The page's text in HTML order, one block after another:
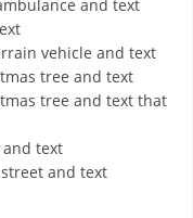
ДЕЈНОСТ